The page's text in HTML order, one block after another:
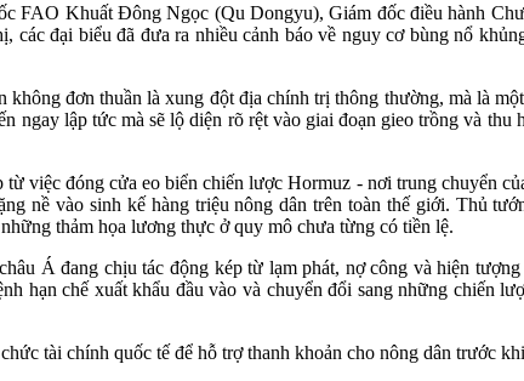
FAO Khuất Đông Ngọc (Qu Dongyu), Giám đốc điều hành
đại biểu đã đưa ra nhiều cảnh báo về nguy cơ bùng nổ
đơn thuần là xung đột địa chính trị thông thường, mà là
lập tức mà sẽ lộ diện rõ rệt vào giai đoạn gieo trồng và thu
việc đóng cửa eo biển chiến lược Hormuz - nơi trung chuyển
nề vào sinh kế hàng triệu nông dân trên toàn thế giới. Thủ
thảm họa lương thực ở quy mô chưa từng có tiền lệ.
Á đang chịu tác động kép từ lạm phát, nợ công và hiện
hạn chế xuất khẩu đầu vào và chuyển đổi sang những chiến
tài chính quốc tế để hỗ trợ thanh khoản cho nông dân trước